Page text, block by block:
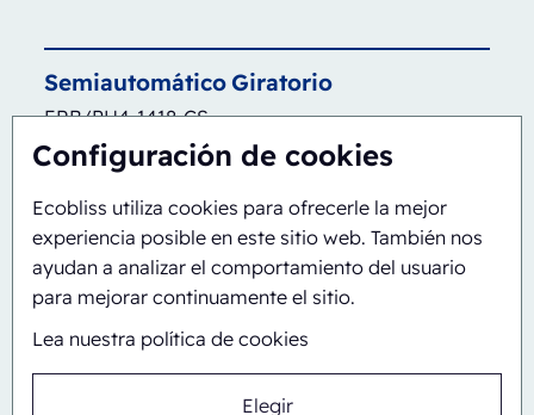
Configuración de cookies
Ecobliss utiliza cookies para ofrecerle la mejor
experiencia posible en este sitio web. También nos
ayudan a analizar el comportamiento del usuario
para mejorar continuamente el sitio.
Lea nuestra política de cookies
Elegir
SemiautomáticoGiratorio
ERB/PH4-1418-CS